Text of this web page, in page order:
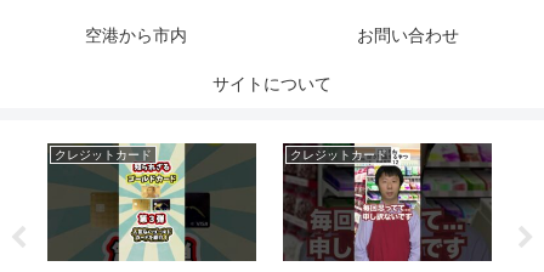
空港から市内 お問い合わせ
サイトについて
クレジットカード クレジットカード